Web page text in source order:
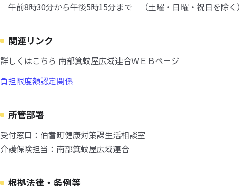
午前8時30分から午後5時15分まで （土曜・日曜・祝日を除く）
関連リンク
詳しくはこちら 南部箕蚊屋広域連合ＷＥＢページ
負担限度額認定関係
所管部署
受付窓口：伯耆町健康対策課生活相談室
介護保険担当：南部箕蚊屋広域連合
根拠法律・条例等